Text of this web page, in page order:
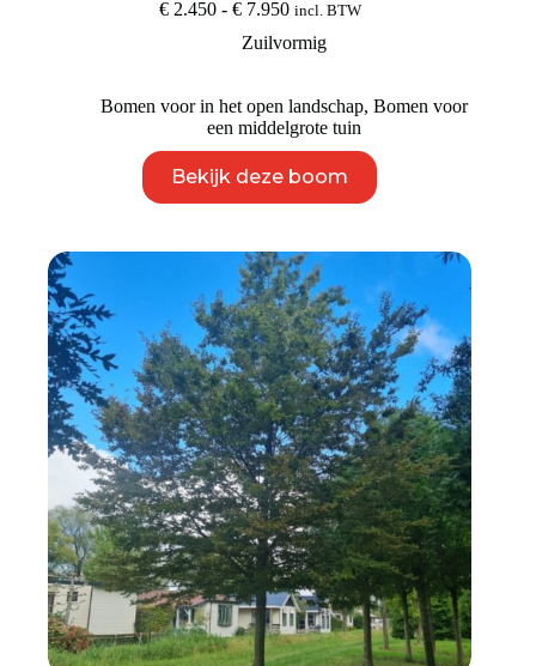
€2.450 - €7.950Prijsklasse:
tot
incl. BTW
Zuilvormig
Bomen voor in het open landschap, Bomen voor
een middelgrote tuin
Bekijk deze boom
product
heeft
Deze
optie
kan
gekozen
worden
op
de
productpagina